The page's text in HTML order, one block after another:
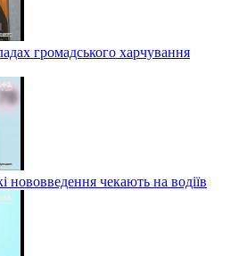
громадського харчування
нововведення чекають на водіїв